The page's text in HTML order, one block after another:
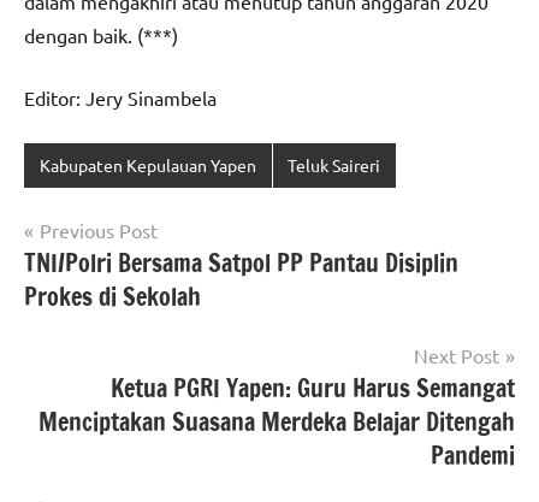
dengan baik. (***)
Editor: Jery Sinambela
Kabupaten Kepulauan Yapen Teluk Saireri
Navigasi
pos
Previous Post
TNI/Polri Bersama Satpol PP Pantau Disiplin
Prokes di Sekolah
Next Post
Ketua PGRI Yapen: Guru Harus Semangat
Menciptakan Suasana Merdeka Belajar Ditengah
Pandemi